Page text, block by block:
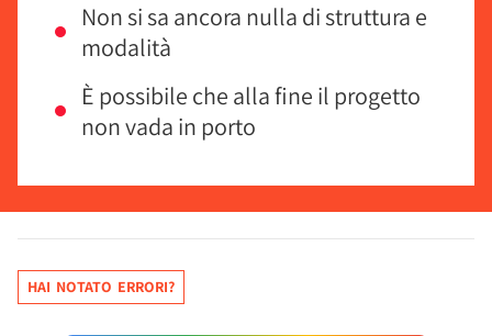
Non si sa ancora nulla di struttura e
modalità
È possibile che alla fine il progetto
non vada in porto
HAI NOTATO ERRORI?